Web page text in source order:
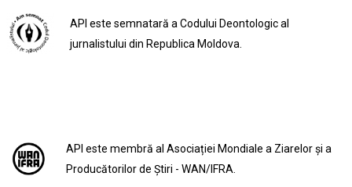
API este semnatară a Codului Deontologic al
jurnalistului din Republica Moldova.
API este membră al Asociației Mondiale a Ziarelor și a
Producătorilor de Știri - WAN/IFRA.